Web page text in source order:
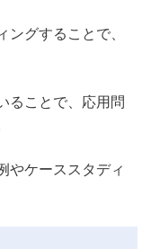
ングすることで、
ることで、応用問
やケーススタディ